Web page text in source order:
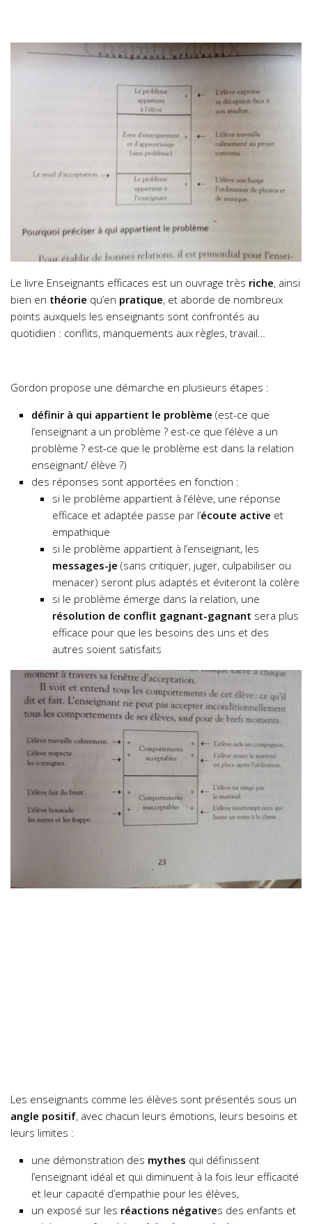
Le livre Enseignants efficaces est un ouvrage très riche, ainsi
bien en théorie qu’en pratique, et aborde de nombreux
points auxquels les enseignants sont confrontés au
quotidien : conflits, manquements aux règles, travail…
Gordon propose une démarche en plusieurs étapes :
définir à qui appartient le problème (est-ce que
l’enseignant a un problème ? est-ce que l’élève a un
problème ? est-ce que le problème est dans la relation
enseignant/ élève ?)
des réponses sont apportées en fonction :
si le problème appartient à l’élève, une réponse
efficace et adaptée passe par l’écoute active et
empathique
si le problème appartient à l’enseignant, les
messages-je (sans critiquer, juger, culpabiliser ou
menacer) seront plus adaptés et éviteront la colère
si le problème émerge dans la relation, une
résolution de conflit gagnant-gagnant sera plus
efficace pour que les besoins des uns et des
autres soient satisfaits
Les enseignants comme les élèves sont présentés sous un
angle positif, avec chacun leurs émotions, leurs besoins et
leurs limites :
une démonstration des mythes qui définissent
l’enseignant idéal et qui diminuent à la fois leur efficacité
et leur capacité d’empathie pour les élèves,
un exposé sur les réactions négatives des enfants et